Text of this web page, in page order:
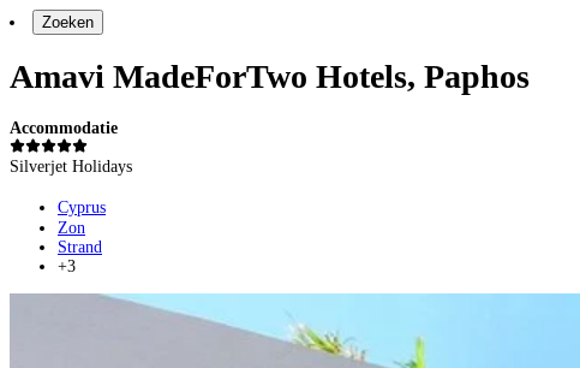
Zoeken
Amavi MadeForTwo Hotels, Paphos
Accommodatie
Silverjet Holidays
Cyprus
Zon
Strand
+3